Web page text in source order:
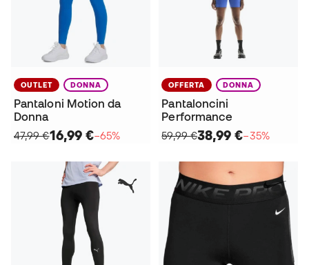
OUTLET DONNA
Pantaloni Motion da
Donna
47,99 €16,99 €−65%
OFFERTA DONNA
Pantaloncini
Performance
59,99 €38,99 €−35%